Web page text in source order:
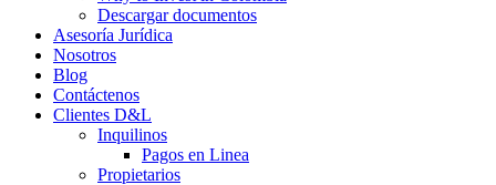
Descargar documentos
Asesoría Jurídica
Nosotros
Blog
Contáctenos
Clientes D&L
Inquilinos
Pagos en Linea
Propietarios